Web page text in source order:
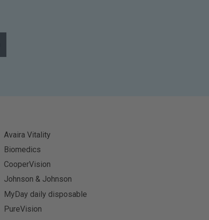
Avaira Vitality
Biomedics
CooperVision
Johnson & Johnson
MyDay daily disposable
PureVision